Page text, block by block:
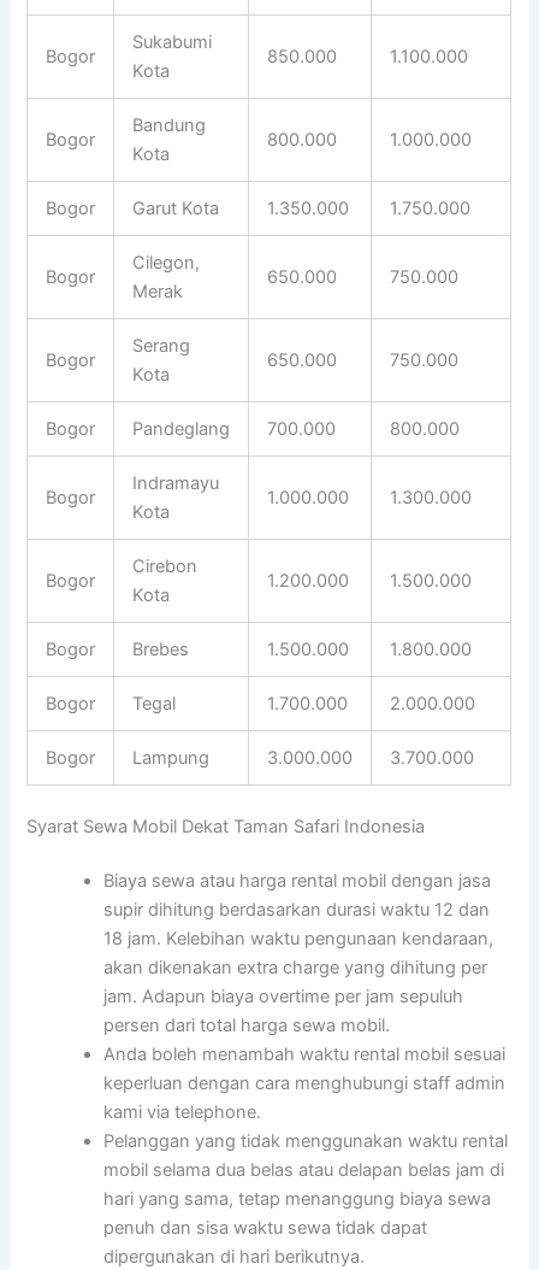
Bogor
Sukabumi
Kota
850.000 1.100.000
Bogor
Bandung
Kota
800.000 1.000.000
Bogor Garut Kota 1.350.000 1.750.000
Bogor
Cilegon,
Merak
650.000 750.000
Bogor
Serang
Kota
650.000 750.000
Bogor Pandeglang 700.000 800.000
Bogor
Indramayu
Kota
1.000.000 1.300.000
Bogor
Cirebon
Kota
1.200.000 1.500.000
Bogor Brebes 1.500.000 1.800.000
Bogor Tegal 1.700.000 2.000.000
Bogor Lampung 3.000.000 3.700.000
Syarat Sewa Mobil Dekat Taman Safari Indonesia
Biaya sewa atau harga rental mobil dengan jasa
supir dihitung berdasarkan durasi waktu 12 dan
18 jam. Kelebihan waktu pengunaan kendaraan,
akan dikenakan extra charge yang dihitung per
jam. Adapun biaya overtime per jam sepuluh
persen dari total harga sewa mobil.
Anda boleh menambah waktu rental mobil sesuai
keperluan dengan cara menghubungi staff admin
kami via telephone.
Pelanggan yang tidak menggunakan waktu rental
mobil selama dua belas atau delapan belas jam di
hari yang sama, tetap menanggung biaya sewa
penuh dan sisa waktu sewa tidak dapat
dipergunakan di hari berikutnya.